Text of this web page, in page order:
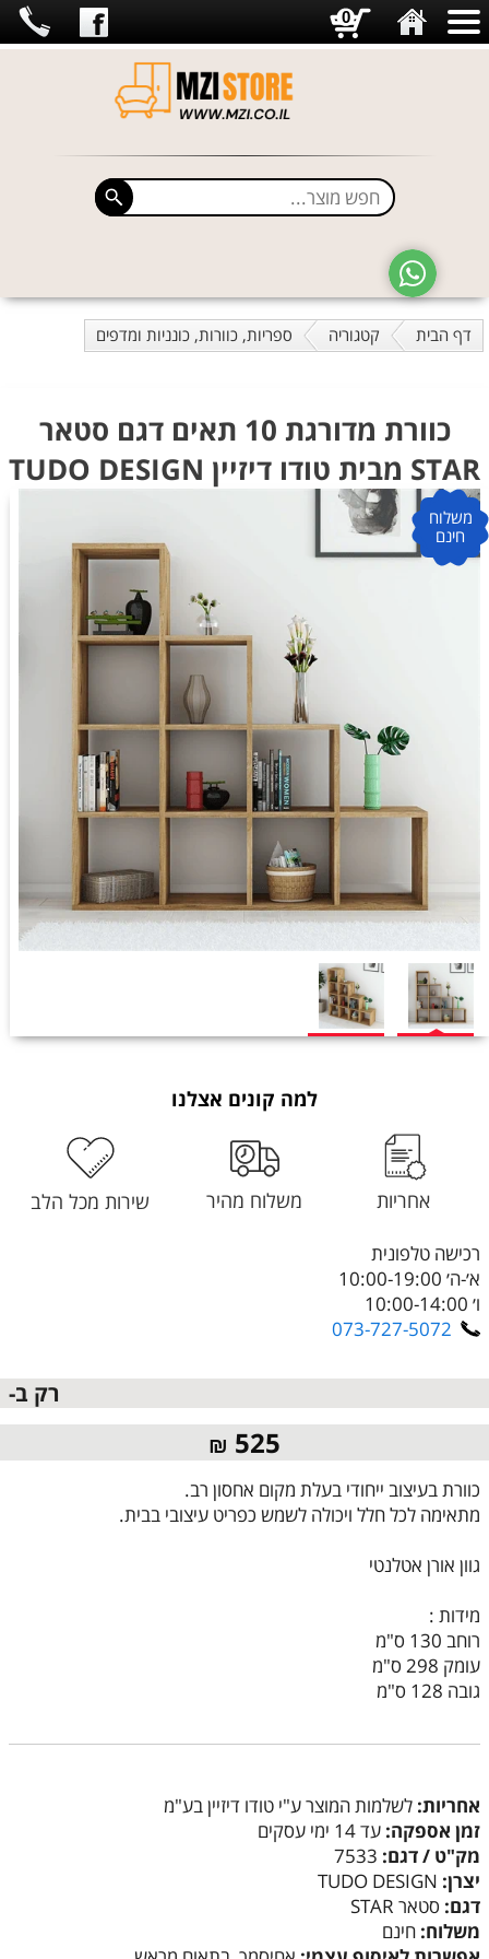
דף הבית קטגוריה ספריות, כוורות, כונניות ומדפים
כוורת מדורגת 10 תאים דגם סטאר
STAR מבית טודו דיזיין TUDO DESIGN
משלוח
חינם
למה קונים אצלנו
אחריות משלוח מהיר שירות מכל הלב
רכישה טלפונית
א׳-ה׳ 10:00-19:00
ו׳ 10:00-14:00
073-727-5072
רק ב-
525
₪
כוורת בעיצוב ייחודי בעלת מקום אחסון רב.
מתאימה לכל חלל ויכולה לשמש כפריט עיצובי בבית.
גוון אורן אטלנטי
מידות :
רוחב 130 ס"מ
עומק 298 ס"מ
גובה 128 ס"מ
אחריות: לשלמות המוצר ע"י טודו דיזיין בע"מ
זמן אספקה: עד 14 ימי עסקים
מק"ט / דגם: 7533
יצרן: TUDO DESIGN
דגם: סטאר STAR
משלוח: חינם
0